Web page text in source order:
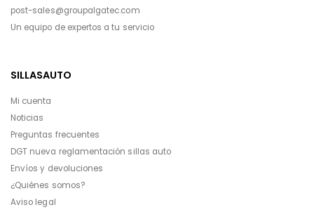
post-sales@groupalgatec.com
Un equipo de expertos a tu servicio
SILLASAUTO
Mi cuenta
Noticias
Preguntas frecuentes
DGT nueva reglamentación sillas auto
Envíos y devoluciones
¿Quiénes somos?
Aviso legal